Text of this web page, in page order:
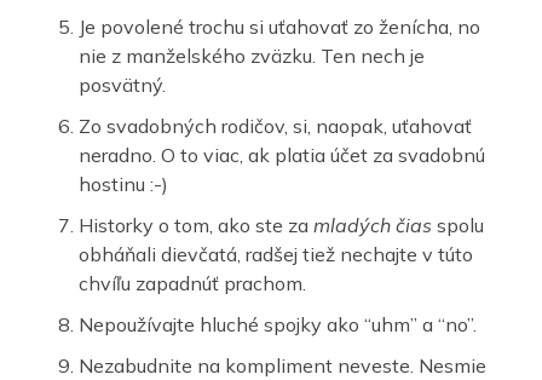
Je povolené trochu si uťahovať zo ženícha, no
nie z manželského zväzku. Ten nech je
posvätný.
Zo svadobných rodičov, si, naopak, uťahovať
neradno. O to viac, ak platia účet za svadobnú
hostinu :-)
Historky o tom, ako ste za mladých čias spolu
obháňali dievčatá, radšej tiež nechajte v túto
chvíľu zapadnúť prachom.
Nepoužívajte hluché spojky ako “uhm” a “no”.
Nezabudnite na kompliment neveste. Nesmie